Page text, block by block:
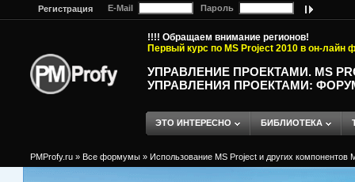
Регистрация E-Mail Пароль
!!!! Обращаем внимание регионов!
Первый курс по MS Project 2010 в он-лайн
УПРАВЛЕНИЕ ПРОЕКТАМИ. MS
УПРАВЛЕНИЯ ПРОЕКТАМИ:
ЭТО ИНТЕРЕСНО БИБЛИОТЕКА
PMProfy.ru » Все формумы » Использование MS Project и других компонентов